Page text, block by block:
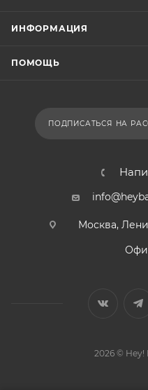
ИНФОРМАЦИЯ
ПОМОЩЬ
ПОДПИСАТЬСЯ НА
Москва,
2026 © Hey!